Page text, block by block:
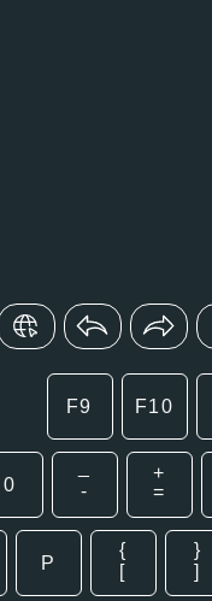
F9 F10
0
-
+
=
P
{
[
}
]